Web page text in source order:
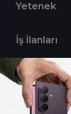
Yetenek
İş İlanları
Sertifika
Yetenek